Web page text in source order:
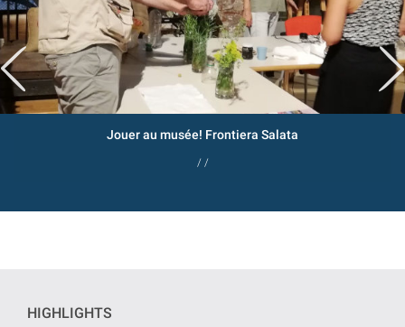
Jouer au musée! Frontiera Salata
/ /
HIGHLIGHTS